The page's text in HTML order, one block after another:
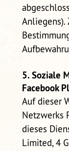
Anliegens).
5. Soziale
Facebook
Auf dieser
Netzwerks
dieses
Limited, 4